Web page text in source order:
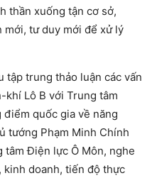
thần xuống tận cơ sở,
mới, tư duy mới để xử lý
tập trung thảo luận các vấn
Lô B với Trung tâm
quốc gia về năng
tướng Phạm Minh Chính
tâm Điện lực Ô Môn, nghe
kinh doanh, tiến độ thực